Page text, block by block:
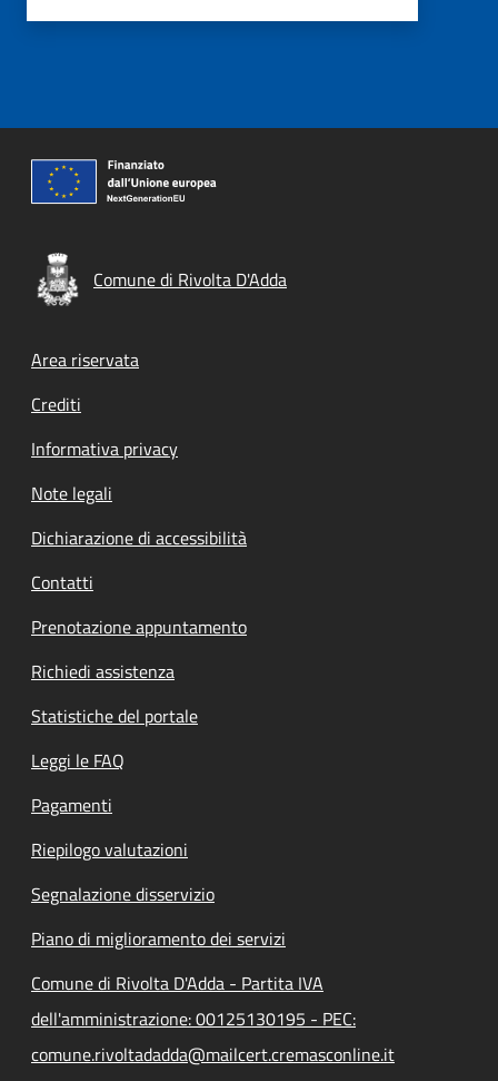
Comune di Rivolta D'Adda
Footer menu
Area riservata
Crediti
Informativa privacy
Note legali
Dichiarazione di accessibilità
Contatti
Prenotazione appuntamento
Richiedi assistenza
Statistiche del portale
Leggi le FAQ
Pagamenti
Riepilogo valutazioni
Segnalazione disservizio
Piano di miglioramento dei servizi
Comune di Rivolta D'Adda - Partita IVA
dell'amministrazione: 00125130195 - PEC:
comune.rivoltadadda@mailcert.cremasconline.it